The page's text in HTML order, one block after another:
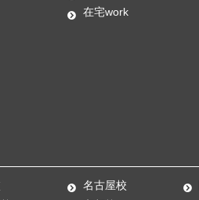
在宅work
名古屋校